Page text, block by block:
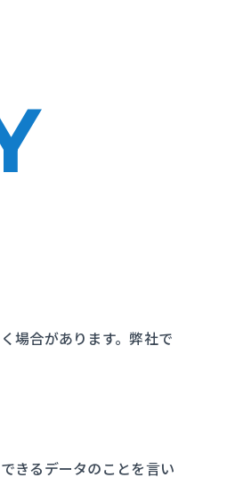
場合があります。弊社で
きるデータのことを言い